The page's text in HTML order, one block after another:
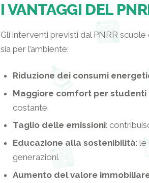
I VANTAGGI DEL
Gli interventi previsti dal PNRR
sia per l’ambiente:
Riduzione dei consumi
Maggiore comfort per studenti
costante.
Taglio delle emissioni:
Educazione alla sostenibilità:
generazioni.
Aumento del valore